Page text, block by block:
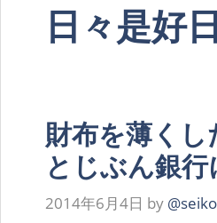
日々是好日
財布を薄く
とじぶん銀
2014年6月4日 by